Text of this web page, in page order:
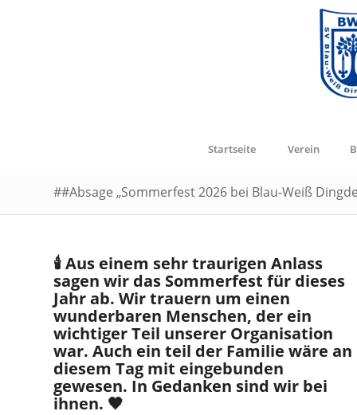
Startseite Verein
##Absage „Sommerfest 2026 bei Blau-Weiß
🕯️ Aus einem sehr traurigen Anlass
sagen wir das Sommerfest für dieses
Jahr ab. Wir trauern um einen
wunderbaren Menschen, der ein
wichtiger Teil unserer Organisation
war. Auch ein teil der Familie wäre an
diesem Tag mit eingebunden
gewesen. In Gedanken sind wir bei
ihnen. 🖤